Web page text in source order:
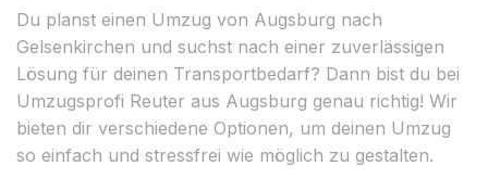
Du planst einen Umzug von Augsburg nach
Gelsenkirchen und suchst nach einer zuverlässigen
Lösung für deinen Transportbedarf? Dann bist du bei
Umzugsprofi Reuter aus Augsburg genau richtig! Wir
bieten dir verschiedene Optionen, um deinen Umzug
so einfach und stressfrei wie möglich zu gestalten.